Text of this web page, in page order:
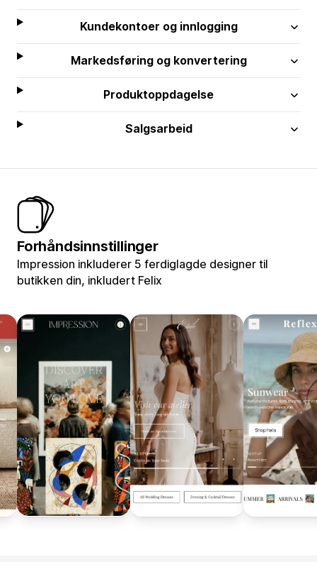
Kundekontoer og innlogging
Markedsføring og konvertering
Produktoppdagelse
Salgsarbeid
Forhåndsinnstillinger
Impression inkluderer 5 ferdiglagde designer til
butikken din, inkludert Felix